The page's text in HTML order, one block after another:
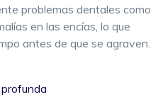
problemas dentales como
en las encías, lo que
antes de que se agraven.